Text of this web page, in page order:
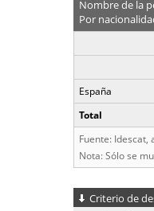
Nombre de la
Por
España
Total
Fuente: Idescat,
Nota: Sólo se
Criterio de